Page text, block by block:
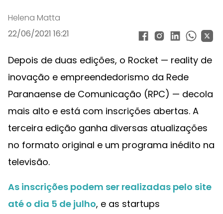
Helena Matta
22/06/2021 16:21
Depois de duas edições, o Rocket — reality de
inovação e empreendedorismo da Rede
Paranaense de Comunicação (RPC) — decola
mais alto e está com inscrições abertas. A
terceira edição ganha diversas atualizações
no formato original e um programa inédito na
televisão.
As inscrições podem ser realizadas pelo site
até o dia 5 de julho, e as startups